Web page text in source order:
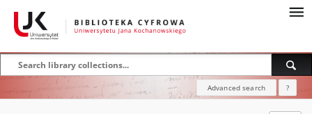
Advanced search ?